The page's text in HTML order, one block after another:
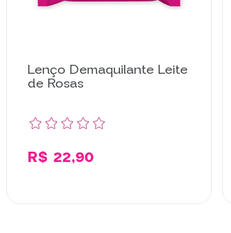
Lenço Demaquilante Leite
de Rosas
R$ 22,90